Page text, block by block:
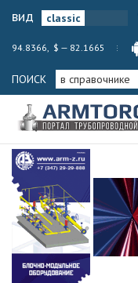
вид
94.8366, $ — 82.1665
ПОИСК в справочнике